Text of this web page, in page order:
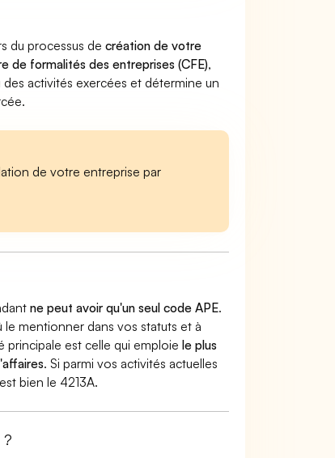
du processus decréation de votre
de formalités des entreprises (CFE),
activités exercées et détermine un
de votre entreprise par
ne peut avoir qu'un seul code APE.
le mentionner dans vos statuts et à
principale est celle qui emploiele plus
. Si parmi vos activités actuelles
bien le 4213A.
?